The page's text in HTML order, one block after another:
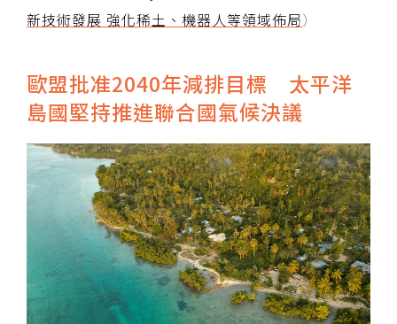
新技術發展 強化稀土、機器人等領域佈局）
歐盟批准2040年減排目標 太平洋
島國堅持推進聯合國氣候決議